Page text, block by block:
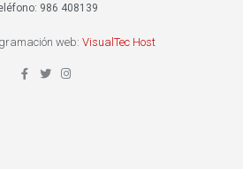
986 408139
web: VisualTec Host